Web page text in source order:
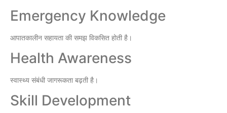
Emergency Knowledge
आपातकालीन सहायता की समझ विकसित होती है।
Health Awareness
स्वास्थ्य संबंधी जागरूकता बढ़ती है।
Skill Development